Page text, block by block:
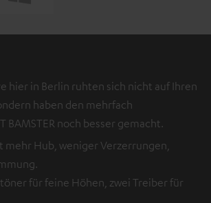
hier in Berlin ruhten sich nicht auf Ihren
haben den mehrfach
BAMSTER noch besser gemacht.
mehr Hub, weniger Verzerrungen,
für feine Höhen, zwei Treiber für